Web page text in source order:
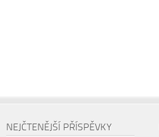
NEJČTENĚJŠÍ PŘÍSPĚVKY